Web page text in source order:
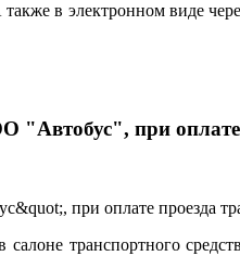
в электронном виде
при оплате
транспортного